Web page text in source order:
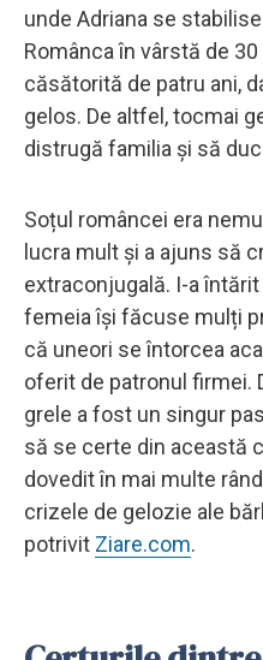
unde Adriana se
Românca în vârstă de
căsătorită de patru ani,
gelos. De altfel, tocmai
distrugă familia și să
Soțul româncei era
lucra mult și a ajuns să
extraconjugală. I-a
femeia își făcuse mulți
că uneori se întorcea
oferit de patronul firmei.
grele a fost un singur
să se certe din această
dovedit în mai multe
crizele de gelozie ale
potrivit Ziare.com.